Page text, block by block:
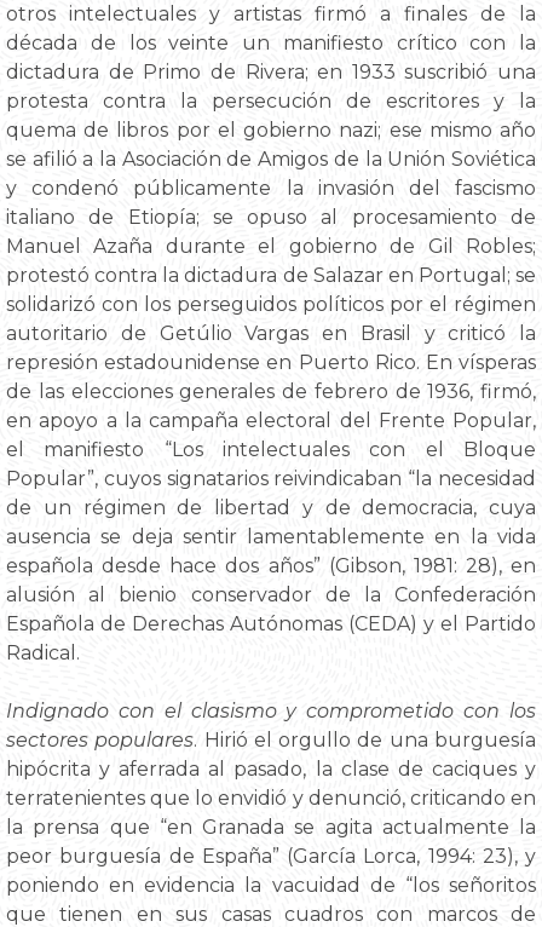
otros intelectuales y artistas firmó a finales de la
década de los veinte un manifiesto crítico con la
dictadura de Primo de Rivera; en 1933 suscribió una
protesta contra la persecución de escritores y la
quema de libros por el gobierno nazi; ese mismo año
se afilió a la Asociación de Amigos de la Unión Soviética
y condenó públicamente la invasión del fascismo
italiano de Etiopía; se opuso al procesamiento de
Manuel Azaña durante el gobierno de Gil Robles;
protestó contra la dictadura de Salazar en Portugal; se
solidarizó con los perseguidos políticos por el régimen
autoritario de Getúlio Vargas en Brasil y criticó la
represión estadounidense en Puerto Rico. En vísperas
de las elecciones generales de febrero de 1936, firmó,
en apoyo a la campaña electoral del Frente Popular,
el manifiesto “Los intelectuales con el Bloque
Popular”, cuyos signatarios reivindicaban “la necesidad
de un régimen de libertad y de democracia, cuya
ausencia se deja sentir lamentablemente en la vida
española desde hace dos años” (Gibson, 1981: 28), en
alusión al bienio conservador de la Confederación
Española de Derechas Autónomas (CEDA) y el Partido
Radical.
Indignado con el clasismo y comprometido con los
sectores populares. Hirió el orgullo de una burguesía
hipócrita y aferrada al pasado, la clase de caciques y
terratenientes que lo envidió y denunció, criticando en
la prensa que “en Granada se agita actualmente la
peor burguesía de España” (García Lorca, 1994: 23), y
poniendo en evidencia la vacuidad de “los señoritos
que tienen en sus casas cuadros con marcos de